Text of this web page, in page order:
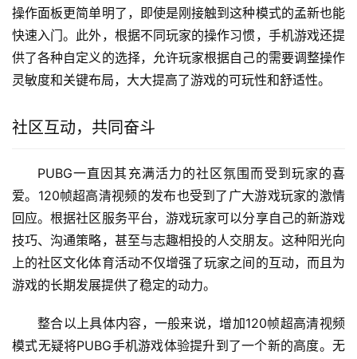
操作面板更简单明了，即使是刚接触到这种模式的孟新也能
快速入门。此外，根据不同玩家的操作习惯，手机游戏还提
供了各种自定义的选择，允许玩家根据自己的需要调整操作
灵敏度和关键布局，大大提高了游戏的可玩性和舒适性。
社区互动，共同奋斗
PUBG一直因其充满活力的社区氛围而受到玩家的喜
爱。120帧超高清视频的发布也受到了广大游戏玩家的激情
回应。根据社区服务平台，游戏玩家可以分享自己的新游戏
技巧、沟通策略，甚至与志趣相投的人交朋友。这种阳光向
上的社区文化体育活动不仅增强了玩家之间的互动，而且为
游戏的长期发展提供了稳定的动力。
整合以上具体内容，一般来说，增加120帧超高清视频
模式无疑将PUBG手机游戏体验提升到了一个新的高度。无